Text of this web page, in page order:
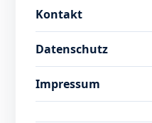
Kontakt
Datenschutz
Impressum